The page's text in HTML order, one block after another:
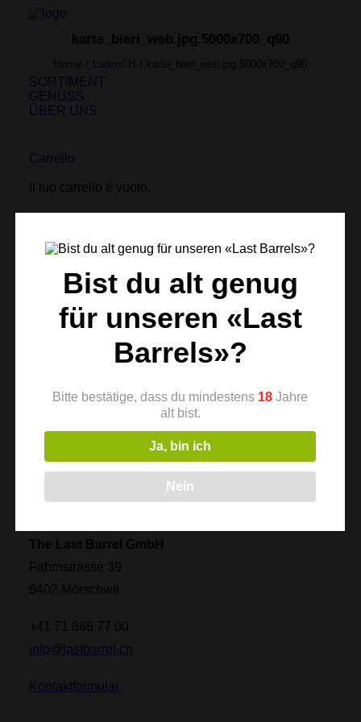
SORTIMENT
GENUSS
ÜBER UNS
Carrello
Il tuo carrello è vuoto.
karte_bieri_web.jpg.5000x700_q90
Home LadenCH karte_bieri_web.jpg.5000x700_q90
Newsletter
The Last Barrel GmbH
Fahrnstrasse 39
9402 Mörschwil
+41 71 868 77 00
info@lastbarrel.ch
Kontaktformular
Bist du alt genug
für unseren «Last
Barrels»?
Bitte bestätige, dass du mindestens 18 Jahre
alt bist.
Ja, bin ich
Nein